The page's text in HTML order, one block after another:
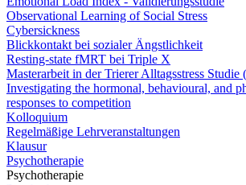
Observational Learning of Social Stress
Cybersickness
Blickkontakt bei sozialer Ängstlichkeit
Resting-state fMRT bei Triple X
Masterarbeit in der Trierer Alltagsstress Studie
Investigating the hormonal, behavioural, and
responses to competition
Kolloquium
Regelmäßige Lehrveranstaltungen
Klausur
Psychotherapie
Psychotherapie